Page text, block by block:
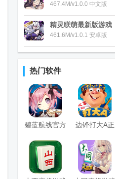
467.4M/v1.0.0 中文版
精灵联萌最新版游戏
461.6M/v1.0.1 安卓版
热门软件
碧蓝航线官方
版
边锋打大A正
版